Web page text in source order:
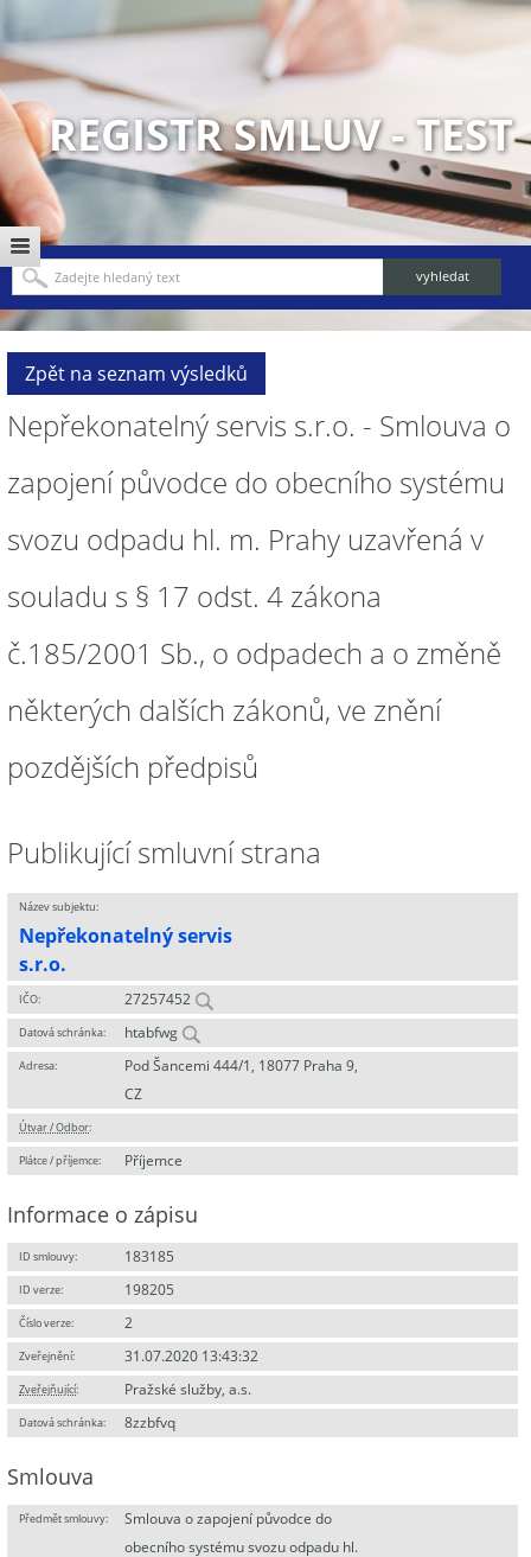
REGISTR SMLUV - TEST
Zpět na seznam výsledků
Nepřekonatelný servis s.r.o. - Smlouva o
zapojení původce do obecního systému
svozu odpadu hl. m. Prahy uzavřená v
souladu s § 17 odst. 4 zákona
č.185/2001 Sb., o odpadech a o změně
některých dalších zákonů, ve znění
pozdějších předpisů
Publikující smluvní strana
Název subjektu:
Nepřekonatelný servis
s.r.o.
IČO: 27257452
Datová schránka: htabfwg
Adresa:
Pod Šancemi 444/1, 18077 Praha 9,
CZ
Útvar / Odbor:
Plátce / příjemce: Příjemce
Informace o zápisu
ID smlouvy: 183185
ID verze: 198205
Číslo verze: 2
Zveřejnění: 31.07.2020 13:43:32
Zveřejňující: Pražské služby, a.s.
Datová schránka: 8zzbfvq
Smlouva
Předmět smlouvy:
Smlouva o zapojení původce do
obecního systému svozu odpadu hl.